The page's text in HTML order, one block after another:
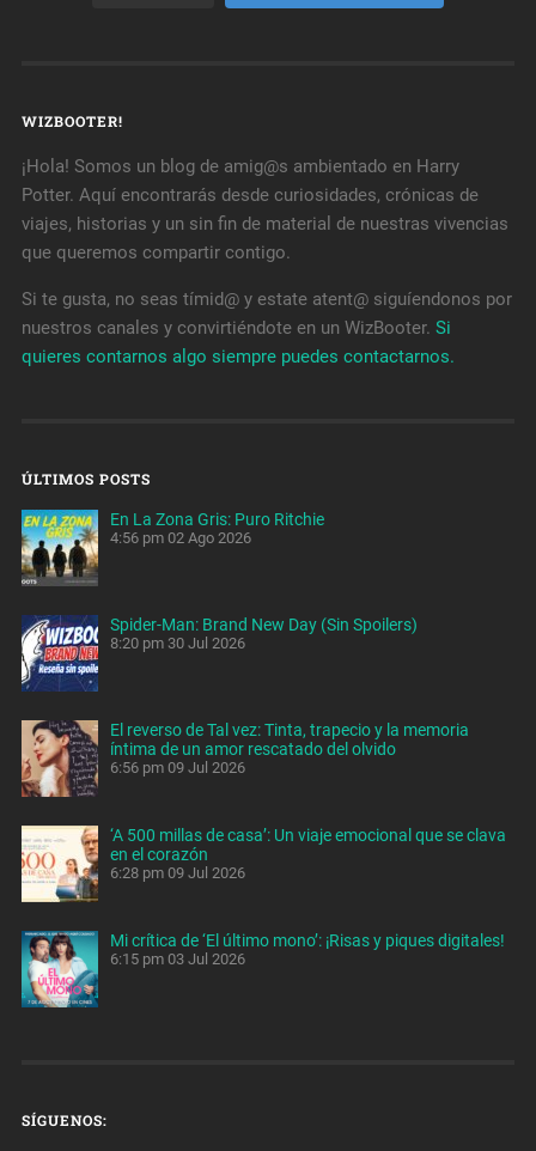
WIZBOOTER!
¡Hola! Somos un blog de amig@s ambientado en Harry
Potter. Aquí encontrarás desde curiosidades, crónicas de
viajes, historias y un sin fin de material de nuestras vivencias
que queremos compartir contigo.
Si te gusta, no seas tímid@ y estate atent@ siguíendonos por
nuestros canales y convirtiéndote en un WizBooter. Si
quieres contarnos algo siempre puedes contactarnos.
ÚLTIMOS POSTS
En La Zona Gris: Puro Ritchie
4:56 pm 02 Ago 2026
Spider-Man: Brand New Day (Sin Spoilers)
8:20 pm 30 Jul 2026
El reverso de Tal vez: Tinta, trapecio y la memoria
íntima de un amor rescatado del olvido
6:56 pm 09 Jul 2026
‘A 500 millas de casa’: Un viaje emocional que se clava
en el corazón
6:28 pm 09 Jul 2026
Mi crítica de ‘El último mono’: ¡Risas y piques digitales!
6:15 pm 03 Jul 2026
SÍGUENOS: